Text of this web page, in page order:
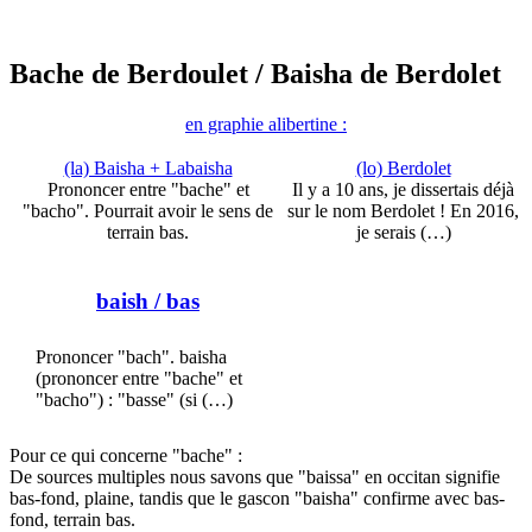
Bache de Berdoulet / Baisha de Berdolet
en graphie alibertine :
(la) Baisha + Labaisha
Prononcer entre "bache" et
"bacho". Pourrait avoir le sens de
terrain bas.
baish / bas
Prononcer "bach". baisha
(prononcer entre "bache" et
"bacho") : "basse" (si (…)
(lo) Berdolet
Il y a 10 ans, je dissertais déjà
sur le nom Berdolet ! En 2016,
je serais (…)
Pour ce qui concerne "bache" :
De sources multiples nous savons que "baissa" en occitan signifie
bas-fond, plaine, tandis que le gascon "baisha" confirme avec bas-
fond, terrain bas.